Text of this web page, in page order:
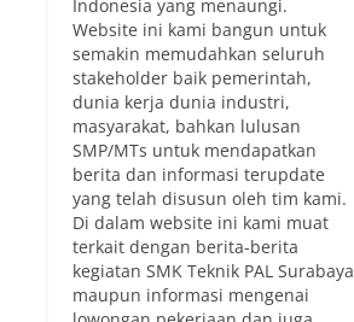
Indonesia yang menaungi.
Website ini kami bangun untuk
semakin memudahkan seluruh
stakeholder baik pemerintah,
dunia kerja dunia industri,
masyarakat, bahkan lulusan
SMP/MTs untuk mendapatkan
berita dan informasi terupdate
yang telah disusun oleh tim kami.
Di dalam website ini kami muat
terkait dengan berita-berita
kegiatan SMK Teknik PAL Surabaya
maupun informasi mengenai